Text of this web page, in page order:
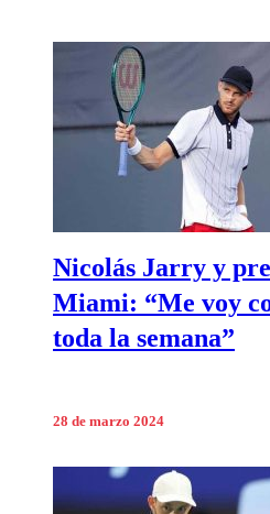
Nicolás Jarry y
Miami: “Me voy
toda la semana”
28 de marzo 2024